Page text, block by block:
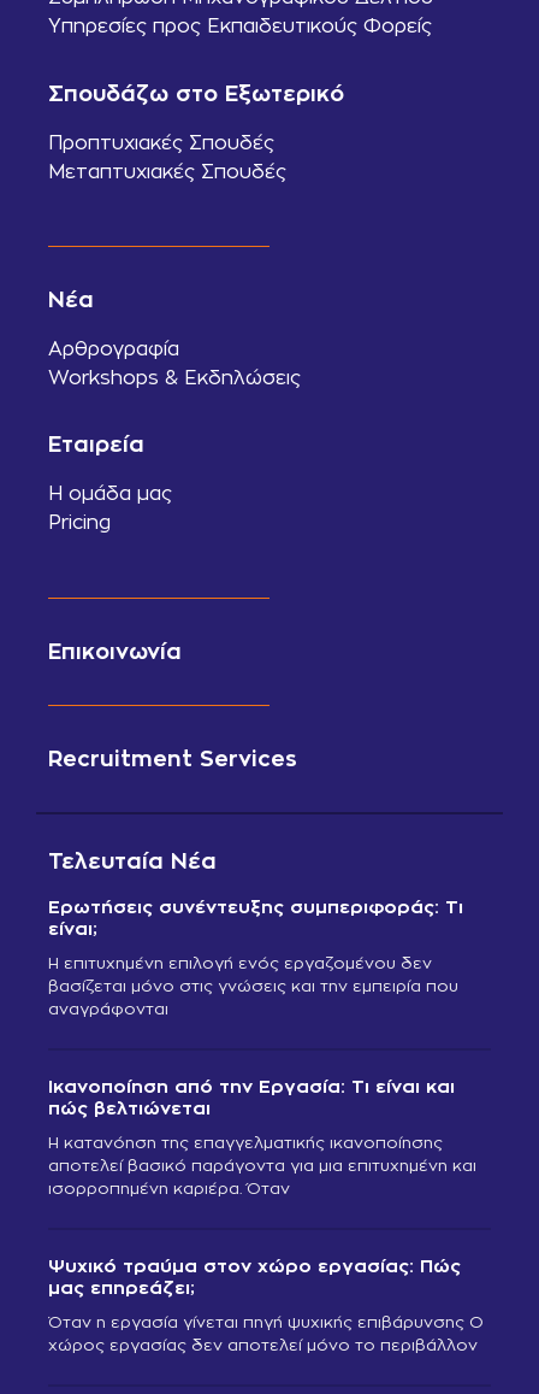
Υπηρεσίες προς Εκπαιδευτικούς Φορείς
Σπουδάζω στο Εξωτερικό
Προπτυχιακές Σπουδές
Μεταπτυχιακές Σπουδές
Νέα
Αρθρογραφία
Workshops & Εκδηλώσεις
Εταιρεία
Η ομάδα μας
Pricing
Επικοινωνία
Recruitment Services
Τελευταία Νέα
Ερωτήσεις συνέντευξης συμπεριφοράς: Τι
είναι;
Η επιτυχημένη επιλογή ενός εργαζομένου δεν
βασίζεται μόνο στις γνώσεις και την εμπειρία που
αναγράφονται
Ικανοποίηση από την Εργασία: Τι είναι και
πώς βελτιώνεται
Η κατανόηση της επαγγελματικής ικανοποίησης
αποτελεί βασικό παράγοντα για μια επιτυχημένη και
ισορροπημένη καριέρα. Όταν
Ψυχικό τραύμα στον χώρο εργασίας: Πώς
μας επηρεάζει;
Όταν η εργασία γίνεται πηγή ψυχικής επιβάρυνσης Ο
χώρος εργασίας δεν αποτελεί μόνο το περιβάλλον